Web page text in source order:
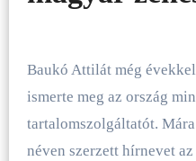
Baukó Attilát még
ismerte meg az ország
tartalomszolgáltatót.
néven szerzett hírnevet az